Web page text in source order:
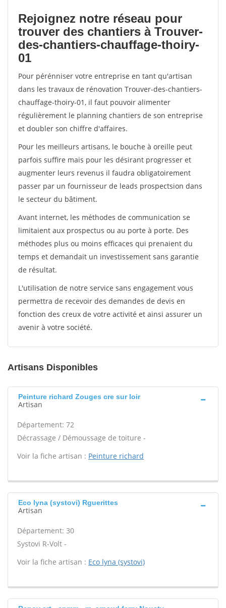
Rejoignez notre réseau pour
trouver des chantiers à Trouver-
des-chantiers-chauffage-thoiry-
01
Pour pérénniser votre entreprise en tant qu'artisan
dans les travaux de rénovation Trouver-des-chantiers-
chauffage-thoiry-01, il faut pouvoir alimenter
régulièrement le planning chantiers de son entreprise
et doubler son chiffre d'affaires.
Pour les meilleurs artisans, le bouche à oreille peut
parfois suffire mais pour les désirant progresser et
augmenter leurs revenus il faudra obligatoirement
passer par un fournisseur de leads prospectsion dans
le secteur du bâtiment.
Avant internet, les méthodes de communication se
limitaient aux prospectus ou au porte à porte. Des
méthodes plus ou moins efficaces qui prenaient du
temps et demandait un investissement sans garantie
de résultat.
L'utilisation de notre service sans engagement vous
permettra de recevoir des demandes de devis en
fonction des creux de votre activité et ainsi assurer un
avenir à votre société.
Artisans Disponibles
Peinture richard Zouges cre sur loir
Artisan
Département: 72
Décrassage / Démoussage de toiture -
Voir la fiche artisan : Peinture richard
Eco lyna (systovi) Rguerittes
Artisan
Département: 30
Systovi R-Volt -
Voir la fiche artisan : Eco lyna (systovi)